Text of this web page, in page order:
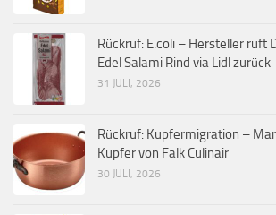
Rückruf: E.coli – Hersteller ruft
Edel Salami Rind via Lidl zurück
31 JULI, 2026
Rückruf: Kupfermigration –
Kupfer von Falk Culinair
30 JULI, 2026